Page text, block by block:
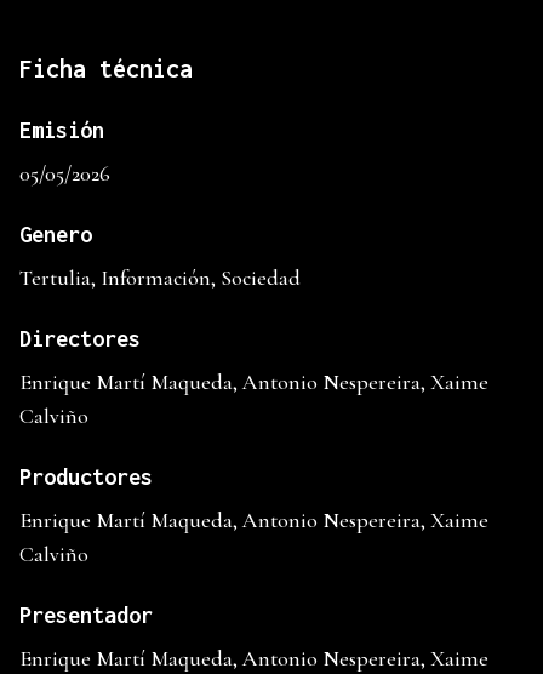
Ficha técnica
Emisión
05/05/2026
Genero
Tertulia, Información, Sociedad
Directores
Enrique Martí Maqueda, Antonio Nespereira, Xaime
Calviño
Productores
Enrique Martí Maqueda, Antonio Nespereira, Xaime
Calviño
Presentador
Enrique Martí Maqueda, Antonio Nespereira, Xaime